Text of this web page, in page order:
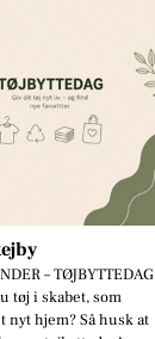
– TØJBYTTEDAG
tøj i skabet, som
nyt hjem? Så husk at